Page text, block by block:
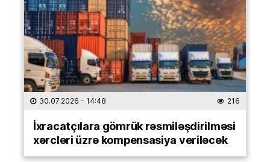
30.07.2026 - 14:48 216
İxracatçılara gömrük rəsmiləşdirilməsi
xərcləri üzrə kompensasiya veriləcək